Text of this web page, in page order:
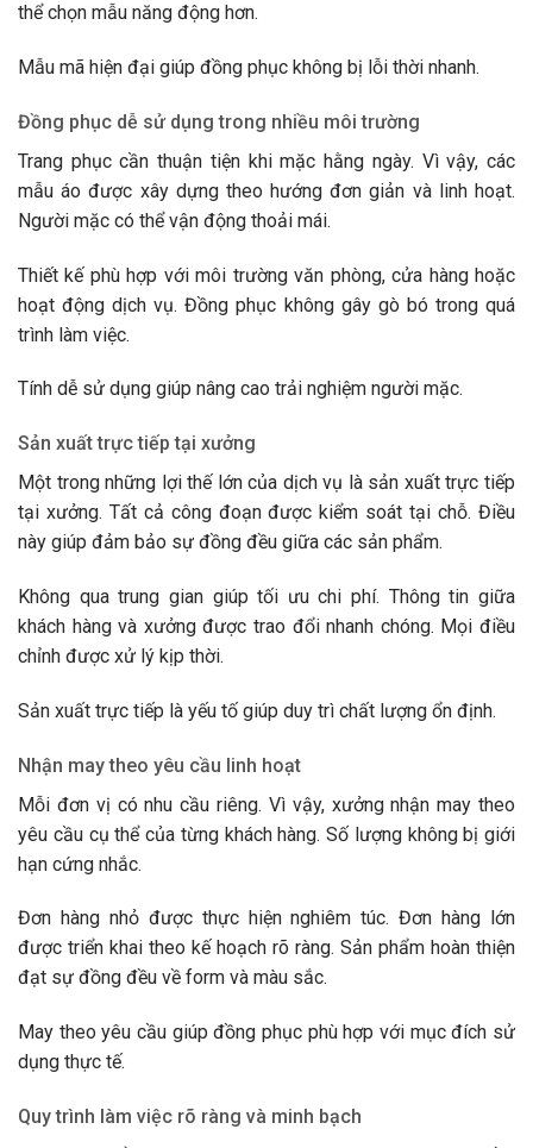
thể chọn mẫu năng động hơn.
Mẫu mã hiện đại giúp đồng phục không bị lỗi thời nhanh.
Đồng phục dễ sử dụng trong nhiều môi trường
Trang phục cần thuận tiện khi mặc hằng ngày. Vì vậy, các
mẫu áo được xây dựng theo hướng đơn giản và linh hoạt.
Người mặc có thể vận động thoải mái.
Thiết kế phù hợp với môi trường văn phòng, cửa hàng hoặc
hoạt động dịch vụ. Đồng phục không gây gò bó trong quá
trình làm việc.
Tính dễ sử dụng giúp nâng cao trải nghiệm người mặc.
Sản xuất trực tiếp tại xưởng
Một trong những lợi thế lớn của dịch vụ là sản xuất trực tiếp
tại xưởng. Tất cả công đoạn được kiểm soát tại chỗ. Điều
này giúp đảm bảo sự đồng đều giữa các sản phẩm.
Không qua trung gian giúp tối ưu chi phí. Thông tin giữa
khách hàng và xưởng được trao đổi nhanh chóng. Mọi điều
chỉnh được xử lý kịp thời.
Sản xuất trực tiếp là yếu tố giúp duy trì chất lượng ổn định.
Nhận may theo yêu cầu linh hoạt
Mỗi đơn vị có nhu cầu riêng. Vì vậy, xưởng nhận may theo
yêu cầu cụ thể của từng khách hàng. Số lượng không bị giới
hạn cứng nhắc.
Đơn hàng nhỏ được thực hiện nghiêm túc. Đơn hàng lớn
được triển khai theo kế hoạch rõ ràng. Sản phẩm hoàn thiện
đạt sự đồng đều về form và màu sắc.
May theo yêu cầu giúp đồng phục phù hợp với mục đích sử
dụng thực tế.
Quy trình làm việc rõ ràng và minh bạch